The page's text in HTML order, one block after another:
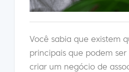
Você sabia que existem
principais que podem ser
criar um negócio de